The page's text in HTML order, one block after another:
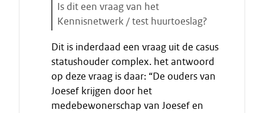
s
t
r
t
e
n
Is dit een vraag van het
Kennisnetwerk / test huurtoeslag?
i
n
d
e
c
Dit is inderdaad een vraag uit de casus
statushouder complex. het antwoord
op deze vraag is daar: “De ouders van
Joesef krijgen door het
medebewonerschap van Joesef en